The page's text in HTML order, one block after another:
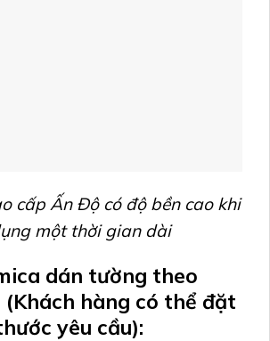
cấp Ấn Độ có độ bền cao khi
một thời gian dài
dán tường theo
hàng có thể đặt
yêu cầu):